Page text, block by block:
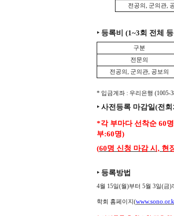
전공의, 군의관,
‣ 등록비 (1~3회 전체
구분
전문의
전공의, 군의관, 공보의
* 입금계좌 : 우리은행 (1005-
‣ 사전등록 마감일(전
*각 부마다 선착순 60
부:60명)
(60명 신청 마감 시, 현
‣ 등록방법
4월 15일(월)부터 5월 3일(금
학회 홈페이지(